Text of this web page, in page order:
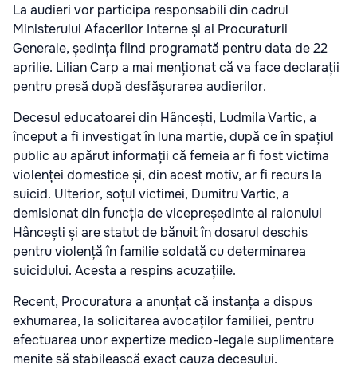
La audieri vor participa responsabili din cadrul
Ministerului Afacerilor Interne și ai Procuraturii
Generale, ședința fiind programată pentru data de 22
aprilie. Lilian Carp a mai menționat că va face declarații
pentru presă după desfășurarea audierilor.
Decesul educatoarei din Hâncești, Ludmila Vartic, a
început a fi investigat în luna martie, după ce în spațiul
public au apărut informații că femeia ar fi fost victima
violenței domestice și, din acest motiv, ar fi recurs la
suicid. Ulterior, soțul victimei, Dumitru Vartic, a
demisionat din funcția de vicepreședinte al raionului
Hâncești și are statut de bănuit în dosarul deschis
pentru violență în familie soldată cu determinarea
suicidului. Acesta a respins acuzațiile.
Recent, Procuratura a anunțat că instanța a dispus
exhumarea, la solicitarea avocaților familiei, pentru
efectuarea unor expertize medico-legale suplimentare
menite să stabilească exact cauza decesului.